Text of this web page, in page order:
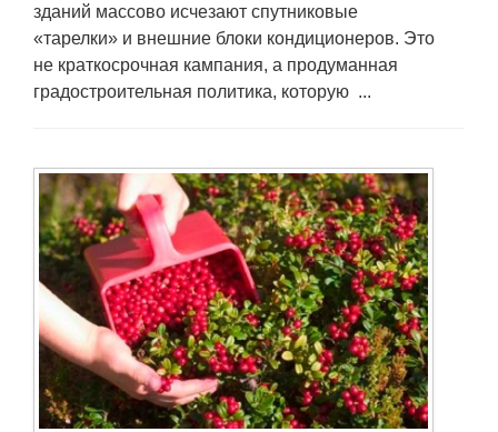
зданий массово исчезают спутниковые
«тарелки» и внешние блоки кондиционеров. Это
не краткосрочная кампания, а продуманная
градостроительная политика, которую ...